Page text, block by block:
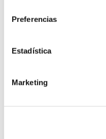
Preferencias
Estadística
Marketing